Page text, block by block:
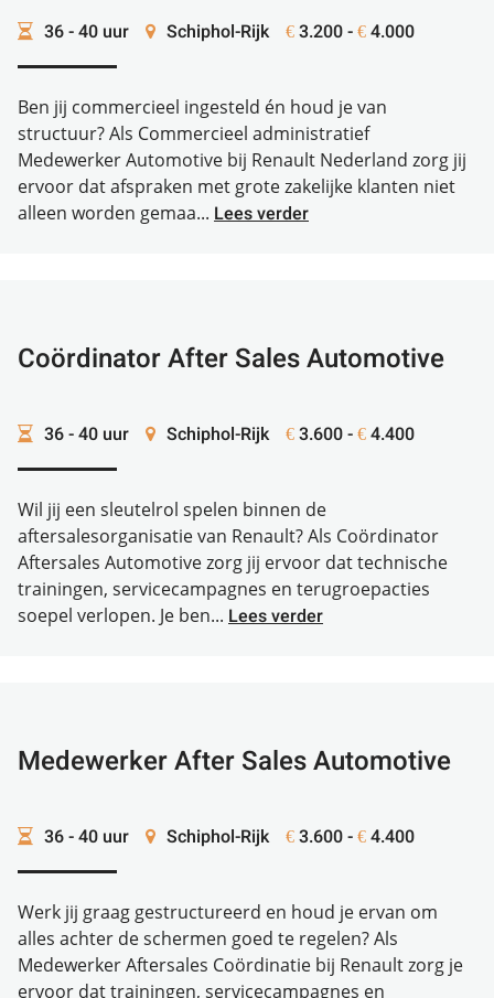
36 - 40 uur Schiphol-Rijk € 3.200 - € 4.000
Ben jij commercieel ingesteld én houd je van
structuur? Als Commercieel administratief
Medewerker Automotive bij Renault Nederland zorg jij
ervoor dat afspraken met grote zakelijke klanten niet
alleen worden gemaa... Lees verder
Coördinator After Sales Automotive
36 - 40 uur Schiphol-Rijk € 3.600 - € 4.400
Wil jij een sleutelrol spelen binnen de
aftersalesorganisatie van Renault? Als Coördinator
Aftersales Automotive zorg jij ervoor dat technische
trainingen, servicecampagnes en terugroepacties
soepel verlopen. Je ben... Lees verder
Medewerker After Sales Automotive
36 - 40 uur Schiphol-Rijk € 3.600 - € 4.400
Werk jij graag gestructureerd en houd je ervan om
alles achter de schermen goed te regelen? Als
Medewerker Aftersales Coördinatie bij Renault zorg je
ervoor dat trainingen, servicecampagnes en